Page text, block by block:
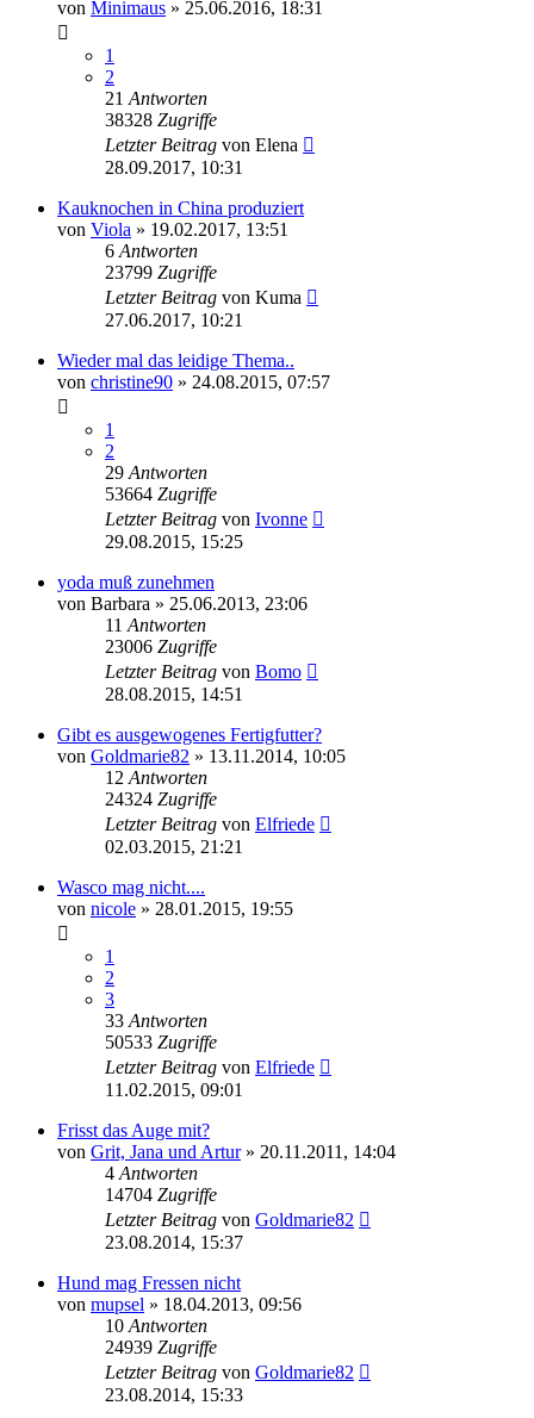
von Minimaus » 25.06.2016, 18:31
1
2
21 Antworten
38328 Zugriffe
Letzter Beitrag von Elena
28.09.2017, 10:31
Kauknochen in China produziert
von Viola » 19.02.2017, 13:51
6 Antworten
23799 Zugriffe
Letzter Beitrag von Kuma
27.06.2017, 10:21
Wieder mal das leidige Thema..
von christine90 » 24.08.2015, 07:57
1
2
29 Antworten
53664 Zugriffe
Letzter Beitrag von Ivonne
29.08.2015, 15:25
yoda muß zunehmen
von Barbara » 25.06.2013, 23:06
11 Antworten
23006 Zugriffe
Letzter Beitrag von Bomo
28.08.2015, 14:51
Gibt es ausgewogenes Fertigfutter?
von Goldmarie82 » 13.11.2014, 10:05
12 Antworten
24324 Zugriffe
Letzter Beitrag von Elfriede
02.03.2015, 21:21
Wasco mag nicht....
von nicole » 28.01.2015, 19:55
1
2
3
33 Antworten
50533 Zugriffe
Letzter Beitrag von Elfriede
11.02.2015, 09:01
Frisst das Auge mit?
von Grit, Jana und Artur» 20.11.2011, 14:04
4 Antworten
14704 Zugriffe
Letzter Beitrag von Goldmarie82
23.08.2014, 15:37
Hund mag Fressen nicht
von mupsel » 18.04.2013, 09:56
10 Antworten
24939 Zugriffe
Letzter Beitrag von Goldmarie82
23.08.2014, 15:33